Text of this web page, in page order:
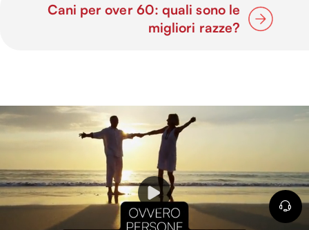
Cani per over 60: quali sono le
migliori razze?
P